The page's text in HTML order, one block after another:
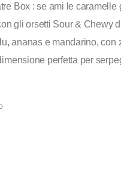
Box : se ami le
gli orsetti Sour & Chewy
ananas e mandarino,
perfetta per